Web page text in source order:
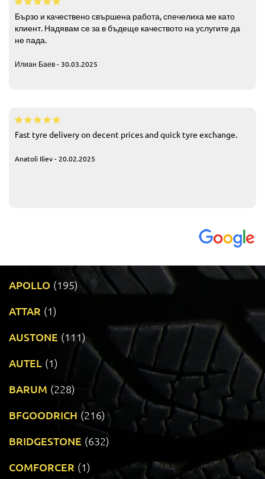
Бързо и качествено свършена работа, спечелиха ме като
клиент. Надявам се за в бъдеще качеството на услугите да
не пада.
Илиан Баев - 30.03.2025
Fast tyre delivery on decent prices and quick tyre exchange.
Anatoli Iliev - 20.02.2025
APOLLO (195)
ATTAR (1)
AUSTONE (111)
AUTEL (1)
BARUM (228)
BFGOODRICH (216)
BRIDGESTONE (632)
COMFORCER (1)